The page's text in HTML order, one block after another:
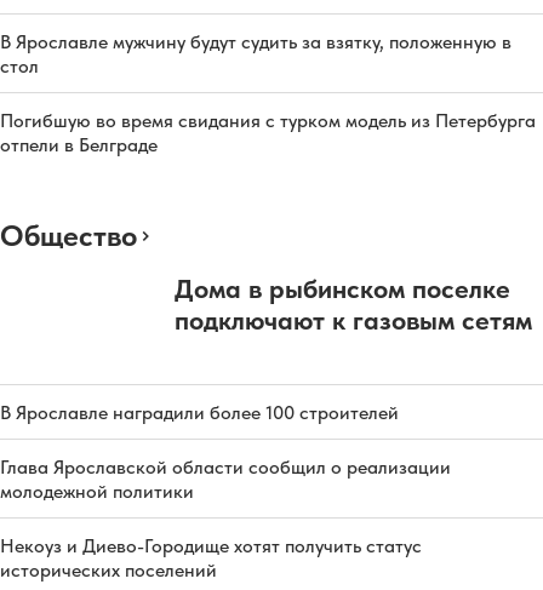
В Ярославле мужчину будут судить за взятку, положенную в
стол
Погибшую во время свидания с турком модель из Петербурга
отпели в Белграде
Общество
Дома в рыбинском поселке
подключают к газовым сетям
В Ярославле наградили более 100 строителей
Глава Ярославской области сообщил о реализации
молодежной политики
Некоуз и Диево-Городище хотят получить статус
исторических поселений